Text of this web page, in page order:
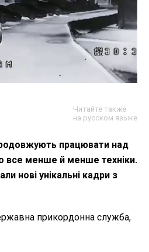
Читайте также
на русском языке
працювати над
все менше й менше техніки.
нові унікальні кадри з
прикордонна служба,